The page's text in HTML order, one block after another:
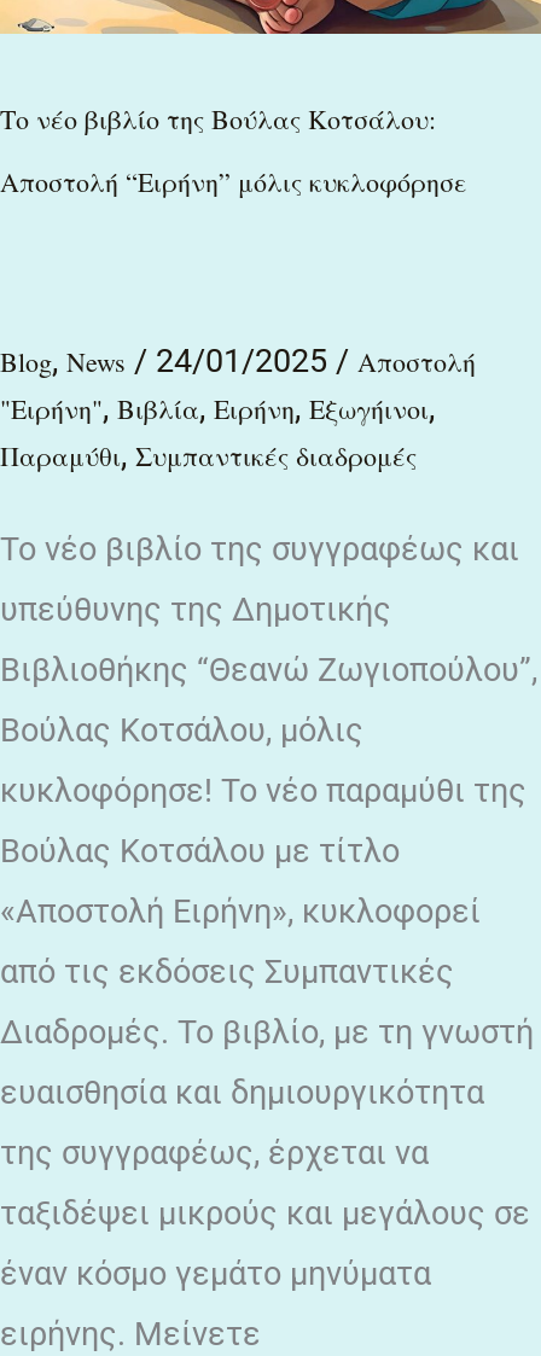
Το νέο βιβλίο της Βούλας Κοτσάλου:
Αποστολή “Ειρήνη” μόλις κυκλοφόρησε
Blog, News / 24/01/2025 / Αποστολή
"Ειρήνη", Βιβλία, Ειρήνη, Εξωγήινοι,
Παραμύθι, Συμπαντικές διαδρομές
Το νέο βιβλίο της συγγραφέως και
υπεύθυνης της Δημοτικής
Βιβλιοθήκης “Θεανώ Ζωγιοπούλου”,
Βούλας Κοτσάλου, μόλις
κυκλοφόρησε! Το νέο παραμύθι της
Βούλας Κοτσάλου με τίτλο
«Αποστολή Ειρήνη», κυκλοφορεί
από τις εκδόσεις Συμπαντικές
Διαδρομές. Το βιβλίο, με τη γνωστή
ευαισθησία και δημιουργικότητα
της συγγραφέως, έρχεται να
ταξιδέψει μικρούς και μεγάλους σε
έναν κόσμο γεμάτο μηνύματα
ειρήνης. Μείνετε